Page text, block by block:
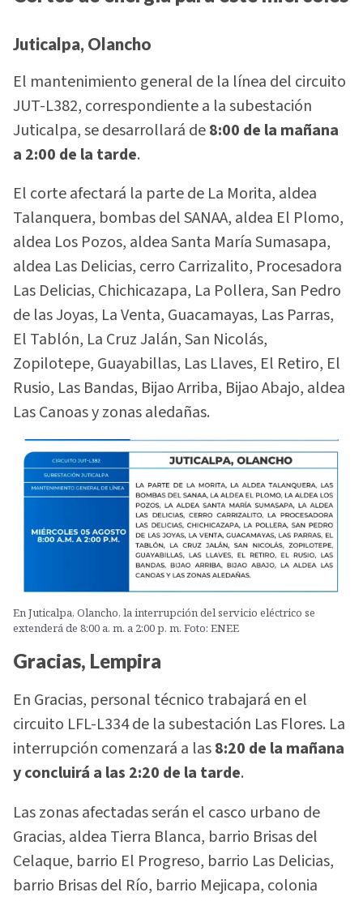
Juticalpa, Olancho
El mantenimiento general de la línea del circuito
JUT-L382, correspondiente a la subestación
Juticalpa, se desarrollará de8:00 de la mañana
a 2:00 de la tarde.
El corte afectará la parte de La Morita, aldea
Talanquera, bombas del SANAA, aldea El Plomo,
aldea Los Pozos, aldea Santa María Sumasapa,
aldea Las Delicias, cerro Carrizalito, Procesadora
Las Delicias, Chichicazapa, La Pollera, San Pedro
de las Joyas, La Venta, Guacamayas, Las Parras,
El Tablón, La Cruz Jalán, San Nicolás,
Zopilotepe, Guayabillas, Las Llaves, El Retiro, El
Rusio, Las Bandas, Bijao Arriba, Bijao Abajo, aldea
Las Canoas y zonas aledañas.
En Juticalpa, Olancho, la interrupción del servicio eléctrico se
extenderá de 8:00 a. m. a 2:00 p. m. Foto: ENEE
Gracias, Lempira
En Gracias, personal técnico trabajará en el
circuito LFL-L334 de la subestación Las Flores. La
interrupción comenzará a las8:20 de la mañana
y concluirá a las 2:20 de la tarde.
Las zonas afectadas serán el casco urbano de
Gracias, aldea Tierra Blanca, barrio Brisas del
Celaque, barrio El Progreso, barrio Las Delicias,
barrio Brisas del Río, barrio Mejicapa, colonia